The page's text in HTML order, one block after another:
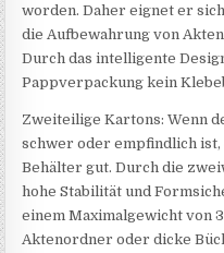
worden. Daher eignet er
die Aufbewahrung von
Durch das intelligente
Pappverpackung kein
Zweiteilige Kartons: Wenn
schwer oder empfindlich
Behälter gut. Durch die
hohe Stabilität und
einem Maximalgewicht von
Aktenordner oder dicke